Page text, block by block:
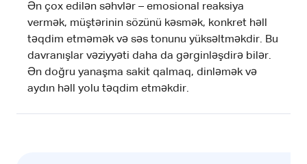
Ən çox edilən səhvlər – emosional reaksiya
vermək, müştərinin sözünü kəsmək, konkret həll
təqdim etməmək və səs tonunu yüksəltməkdir. Bu
davranışlar vəziyyəti daha da gərginləşdirə bilər.
Ən doğru yanaşma sakit qalmaq, dinləmək və
aydın həll yolu təqdim etməkdir.